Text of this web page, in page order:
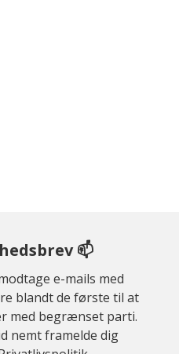
📫
e-mails med
blandt de første til at
med begrænset parti.
nemt framelde dig